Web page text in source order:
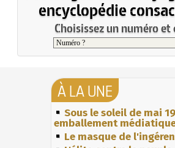
encyclopédie
Choisissez un numéro
À LA UNE
Sous le soleil de mai
emballement
Le masque de